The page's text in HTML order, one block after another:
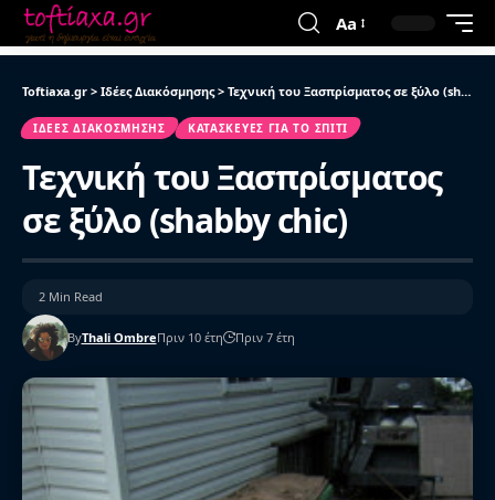
Aa
Toftiaxa.gr > Ιδέες Διακόσμησης> Τεχνική του Ξασπρίσματος σε ξύλο (shabby chic)
ΙΔΈΕΣ ΔΙΑΚΌΣΜΗΣΗΣ ΚΑΤΑΣΚΕΥΈΣ ΓΙΑ ΤΟ ΣΠΊΤΙ
Τεχνική του Ξασπρίσματος
σε ξύλο (shabby chic)
ByThali OmbreΠριν 10 έτη Πριν 7 έτη
2 Min Read